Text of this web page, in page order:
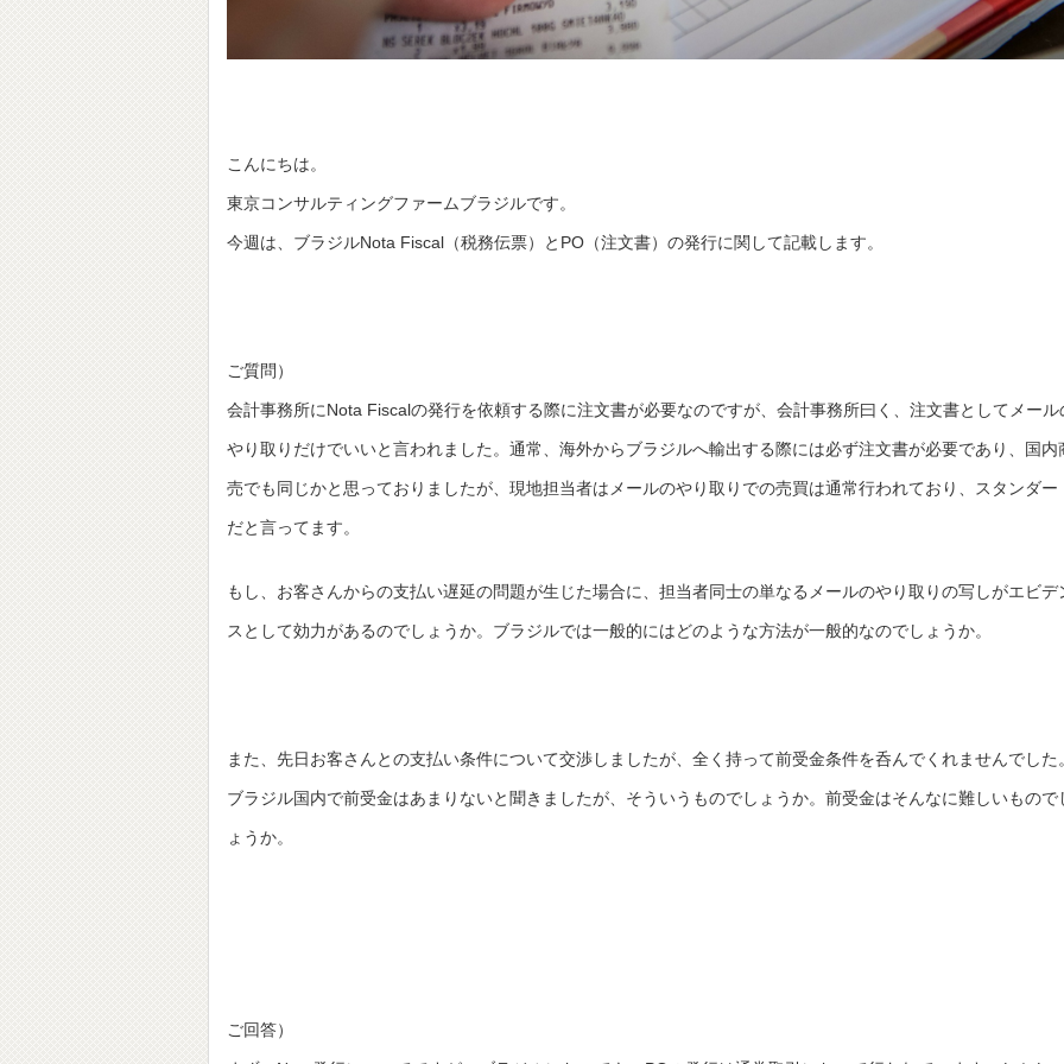
こんにちは。
東京コンサルティングファームブラジルです。
今週は、ブラジルNota Fiscal（税務伝票）とPO（注文書）の発行に関して記載します。
ご質問）
会計事務所にNota Fiscalの発行を依頼する際に注文書が必要なのですが、会計事務所曰く、注文書としてメール
やり取りだけでいいと言われました。通常、海外からブラジルへ輸出する際には必ず注文書が必要であり、国内
売でも同じかと思っておりましたが、現地担当者はメールのやり取りでの売買は通常行われており、スタンダー
だと言ってます。
もし、お客さんからの支払い遅延の問題が生じた場合に、担当者同士の単なるメールのやり取りの写しがエビデ
スとして効力があるのでしょうか。ブラジルでは一般的にはどのような方法が一般的なのでしょうか。
また、先日お客さんとの支払い条件について交渉しましたが、全く持って前受金条件を呑んでくれませんでした
ブラジル国内で前受金はあまりないと聞きましたが、そういうものでしょうか。前受金はそんなに難しいもので
ょうか。
ご回答）